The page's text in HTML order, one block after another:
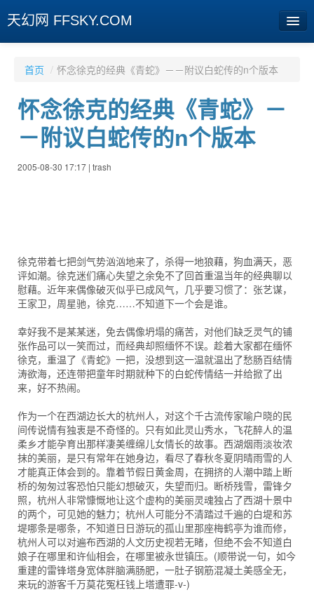
天幻网 FFSKY.COM
周边
旧版临时
首页 / 怀念徐克的经典《青蛇》－－附议白蛇传的n个版本
怀念徐克的经典《青蛇》－
－附议白蛇传的n个版本
2005-08-30 17:17 | trash
徐克带着七把剑气势汹汹地来了，杀得一地狼藉，狗血满天，恶
评如潮。徐克迷们痛心失望之余免不了回首重温当年的经典聊以
慰藉。近年来偶像破灭似乎已成风气，几乎要习惯了：张艺谋，
王家卫，周星驰，徐克……不知道下一个会是谁。
幸好我不是某某迷，免去偶像坍塌的痛苦，对他们缺乏灵气的铺
张作品可以一笑而过，而经典却照缅怀不误。趁着大家都在缅怀
徐克，重温了《青蛇》一把，没想到这一温就温出了愁肠百结情
涛欲海，还连带把童年时期就种下的白蛇传情结一并给掀了出
来，好不热闹。
作为一个在西湖边长大的杭州人，对这个千古流传家喻户晓的民
间传说情有独衷是不奇怪的。只有如此灵山秀水，飞花醉人的温
柔乡才能孕育出那样凄美缠绵儿女情长的故事。西湖烟雨淡妆浓
抹的美丽，是只有常年在她身边，看尽了春秋冬夏阴晴雨雪的人
才能真正体会到的。靠着节假日黄金周，在拥挤的人潮中踏上断
桥的匆匆过客恐怕只能幻想破灭，失望而归。断桥残雪，雷锋夕
照，杭州人非常慷慨地让这个虚构的美丽灵魂独占了西湖十景中
的两个，可见她的魅力；杭州人可能分不清踏过千遍的白堤和苏
堤哪条是哪条，不知道日日游玩的孤山里那座梅鹤亭为谁而修，
杭州人可以对遍布西湖的人文历史视若无睹，但绝不会不知道白
娘子在哪里和许仙相会，在哪里被永世镇压。(顺带说一句，如今
重建的雷锋塔身宽体胖脑满肠肥，一肚子钢筋混凝土美感全无，
来玩的游客千万莫花冤枉钱上塔遭罪-v-)